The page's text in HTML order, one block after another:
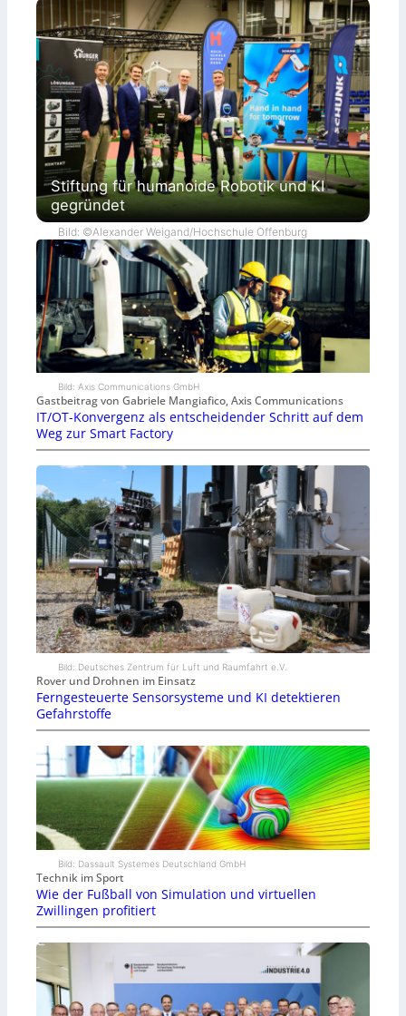
Stiftung für humanoide Robotik und KI
gegründet
Bild: ©Alexander Weigand/Hochschule Offenburg
Bild: Axis Communications GmbH
Gastbeitrag von Gabriele Mangiafico, Axis Communications
IT/OT-Konvergenz als entscheidender Schritt auf dem
Weg zur Smart Factory
Bild: Deutsches Zentrum für Luft und Raumfahrt e.V.
Rover und Drohnen im Einsatz
Ferngesteuerte Sensorsysteme und KI detektieren
Gefahrstoffe
Bild: Dassault Systemes Deutschland GmbH
Technik im Sport
Wie der Fußball von Simulation und virtuellen
Zwillingen profitiert